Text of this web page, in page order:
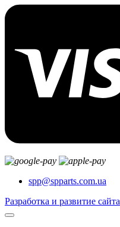
spp@spparts.com.ua
Разработка и развитие сайта